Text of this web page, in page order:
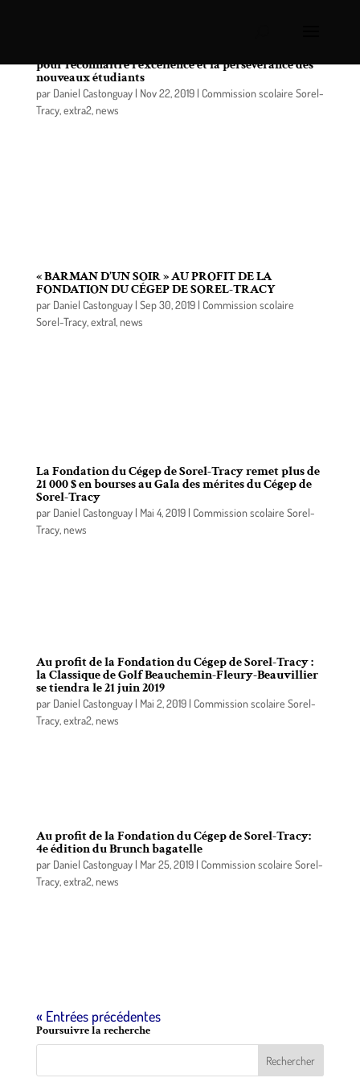
pour reconnaitre l’excellence et la persévérance des
nouveaux étudiants
par Daniel Castonguay| Nov 22, 2019| Commission scolaire Sorel-
Tracy,extra2,news
« BARMAN D’UN SOIR » AU PROFIT DE LA
FONDATION DU CÉGEP DE SOREL-TRACY
par Daniel Castonguay| Sep 30, 2019| Commission scolaire
Sorel-Tracy,extra1,news
La Fondation du Cégep de Sorel-Tracy remet plus de
21 000 $ en bourses au Gala des mérites du Cégep de
Sorel-Tracy
par Daniel Castonguay| Mai 4, 2019| Commission scolaire Sorel-
Tracy,news
Au profit de la Fondation du Cégep de Sorel-Tracy :
la Classique de Golf Beauchemin-Fleury-Beauvillier
se tiendra le 21 juin 2019
par Daniel Castonguay| Mai 2, 2019| Commission scolaire Sorel-
Tracy,extra2,news
Au profit de la Fondation du Cégep de Sorel-Tracy:
4e édition du Brunch bagatelle
par Daniel Castonguay| Mar 25, 2019| Commission scolaire Sorel-
Tracy,extra2,news
« Entrées précédentes
Poursuivre la recherche